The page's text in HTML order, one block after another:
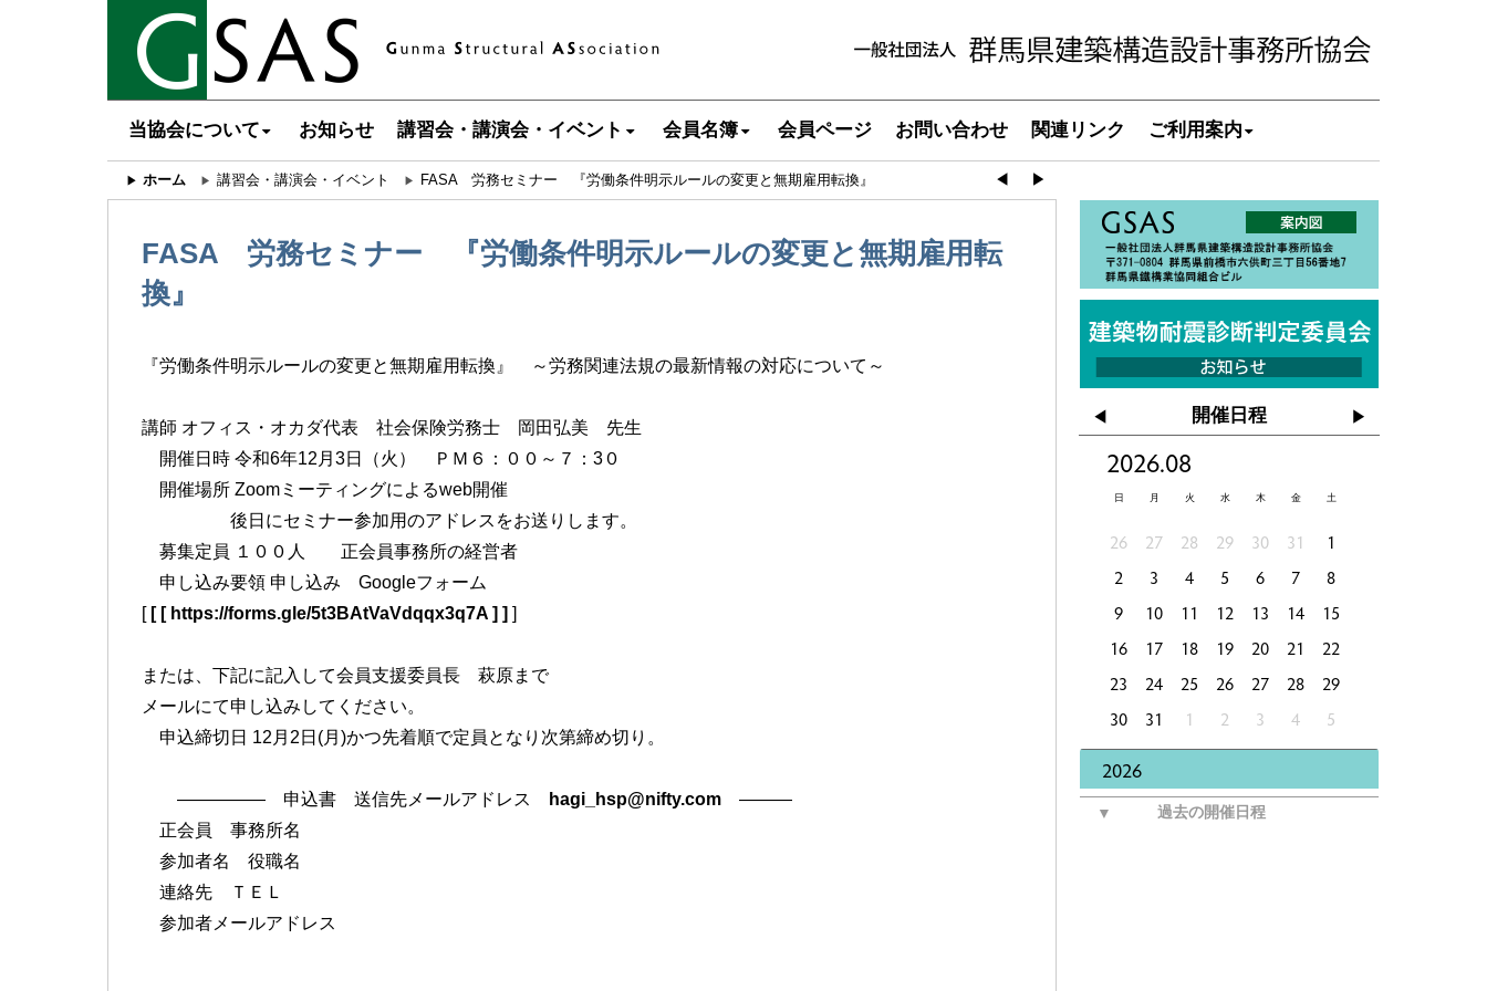
当協会について お知らせ 講習会・講演会・イベント 会員名簿 会員ページ お問い合わせ 関連リンク ご利用案内
ホーム 講習会・講演会・イベント FASA 労務セミナー 『労働条件明示ルールの変更と無期雇用転換』 ◀︎ ▶︎
FASA 労務セミナー 『労働条件明示ルールの変更と無期雇用転
換』
『労働条件明示ルールの変更と無期雇用転換』 ～労務関連法規の最新情報の対応について～
講師 オフィス・オカダ代表 社会保険労務士 岡田弘美 先生
開催日時 令和6年12月3日（火） ＰＭ６：００～７：3０
開催場所 Zoomミーティングによるweb開催
後日にセミナー参加用のアドレスをお送りします。
募集定員 １００人 正会員事務所の経営者
申し込み要領 申し込み Googleフォーム
[ [ [ https://forms.gle/5t3BAtVaVdqqx3q7A ] ] ]
または、下記に記入して会員支援委員長 萩原まで
メールにて申し込みしてください。
申込締切日 12月2日(月)かつ先着順で定員となり次第締め切り。
――――― 申込書 送信先メールアドレス hagi_hsp@nifty.com ―――
正会員 事務所名
参加者名 役職名
連絡先 ＴＥＬ
参加者メールアドレス
◀ 開催日程 ▶
2026.08
日 月 火 水 木 金 土
26 27 28 29 30 31
1
2
3 4 5 6 7
8
9
10 11 12 13 14
15
16
17 18 19 20 21
22
23
24 25 26 27 28
29
30
31 1 2 3 4 5
2026
▼ 過去の開催日程